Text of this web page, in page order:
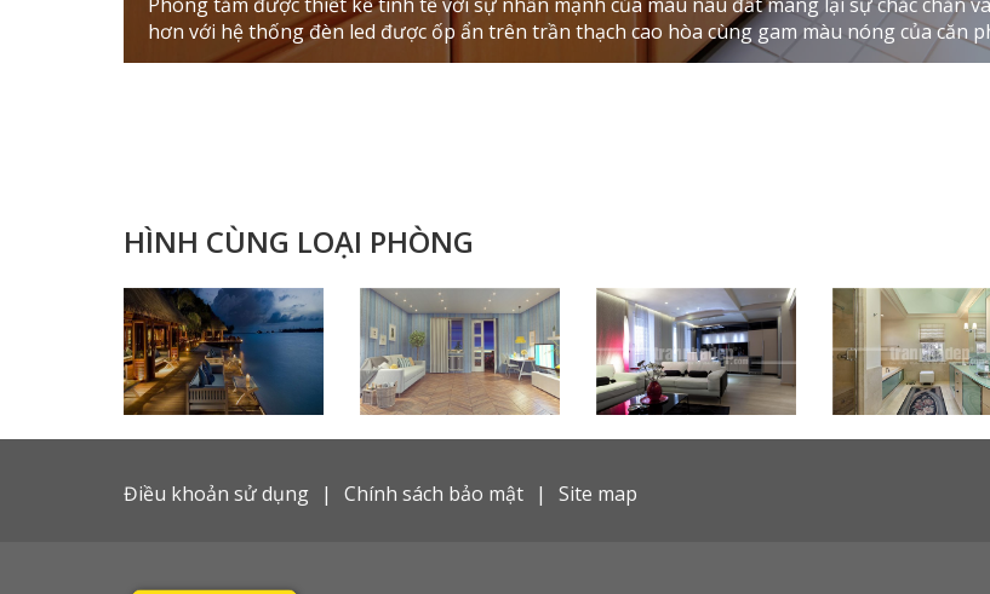
Phòng tắm được thiết kế tinh tế với sự nhấn mạnh của màu nâu đất mang lại sự chắc chắn
hơn với hệ thống đèn led được ốp ẩn trên trần thạch cao hòa cùng gam màu nóng của căn
HÌNH CÙNG LOẠI PHÒNG
Điều khoản sử dụng Chính sách bảo mật Site map